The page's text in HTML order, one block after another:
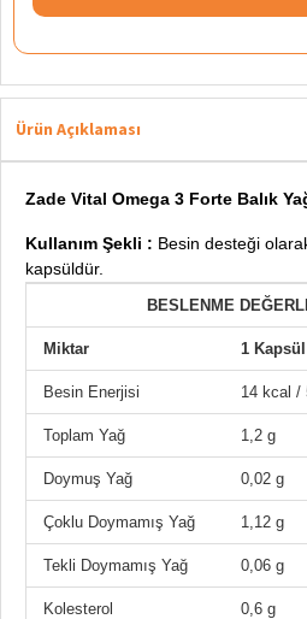
Ürün Açıklaması
Zade Vital Omega 3 Forte Balık
Kullanım Şekli : Besin desteği
kapsüldür.
BESLENME
Miktar 1 Kapsül
Besin Enerjisi 14 kcal /
Toplam Yağ 1,2 g
Doymuş Yağ 0,02 g
Çoklu Doymamış Yağ 1,12 g
Tekli Doymamış Yağ 0,06 g
Kolesterol 0,6 g